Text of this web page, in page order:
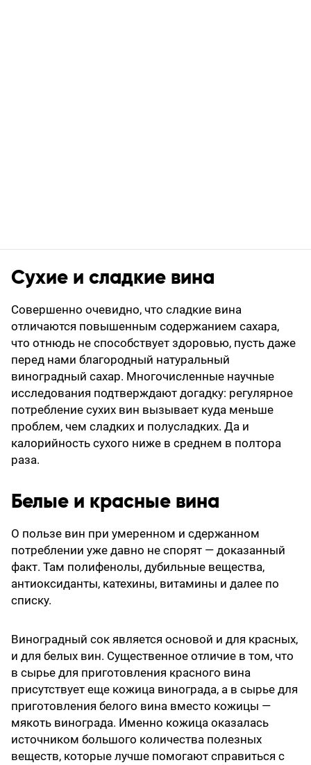
Сухие и сладкие вина
Совершенно очевидно, что сладкие вина
отличаются повышенным содержанием сахара,
что отнюдь не способствует здоровью, пусть даже
перед нами благородный натуральный
виноградный сахар. Многочисленные научные
исследования подтверждают догадку: регулярное
потребление сухих вин вызывает куда меньше
проблем, чем сладких и полусладких. Да и
калорийность сухого ниже в среднем в полтора
раза.
Белые и красные вина
О пользе вин при умеренном и сдержанном
потреблении уже давно не спорят — доказанный
факт. Там полифенолы, дубильные вещества,
антиоксиданты, катехины, витамины и далее по
списку.
Виноградный сок является основой и для красных,
и для белых вин. Существенное отличие в том, что
в сырье для приготовления красного вина
присутствует еще кожица винограда, а в сырье для
приготовления белого вина вместо кожицы —
мякоть винограда. Именно кожица оказалась
источником большого количества полезных
веществ, которые лучше помогают справиться с